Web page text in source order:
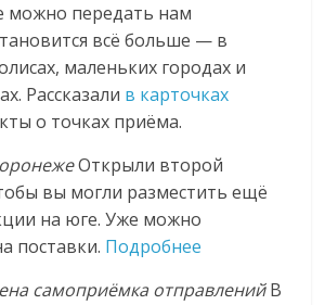
можно передать нам
всё больше — в
маленьких городах и
Рассказали в карточках
о точках приёма.
Открыли второй
вы могли разместить ещё
на юге. Уже можно
поставки. Подробнее
самоприёмка отправленийВ